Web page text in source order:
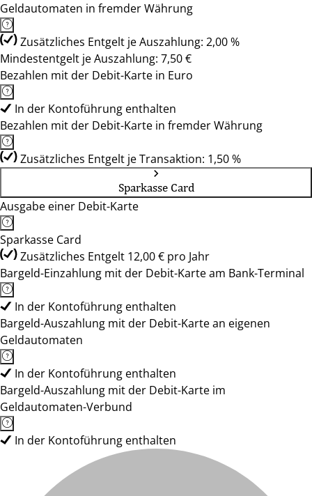
Geldautomaten in fremder Währung
Zusätzliches Entgelt je Auszahlung: 2,00 %
Mindestentgelt je Auszahlung: 7,50 €
Bezahlen mit der Debit-Karte in Euro
In der Kontoführung enthalten
Bezahlen mit der Debit-Karte in fremder Währung
Zusätzliches Entgelt je Transaktion: 1,50 %
Sparkasse Card
Ausgabe einer Debit-Karte
Sparkasse Card
Zusätzliches Entgelt 12,00 € pro Jahr
Bargeld-Einzahlung mit der Debit-Karte am Bank-Terminal
In der Kontoführung enthalten
Bargeld-Auszahlung mit der Debit-Karte an eigenen
Geldautomaten
In der Kontoführung enthalten
Bargeld-Auszahlung mit der Debit-Karte im
Geldautomaten-Verbund
In der Kontoführung enthalten